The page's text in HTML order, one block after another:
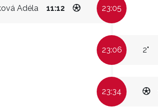
Adéla 11:12 23:05
23:06 2"
23:34